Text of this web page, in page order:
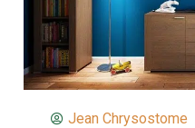
Jean Chrysostome